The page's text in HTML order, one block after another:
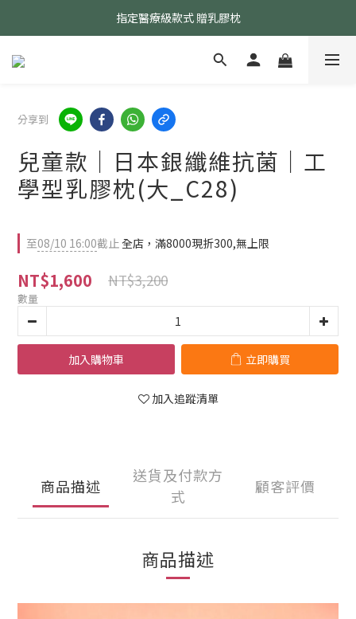
24小時AI智能客服
指定醫療級款式 贈乳膠枕
24小時AI智能客服
分享到
兒童款｜日本銀纖維抗菌｜工
學型乳膠枕(大_C28)
至08/10 16:00截止全店，滿8000現折300,無上限
NT$1,600 NT$3,200
數量
加入購物車 立即購買
加入追蹤清單
商品描述
送貨及付款方
式
顧客評價
商品描述